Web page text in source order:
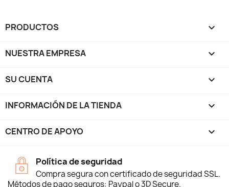
PRODUCTOS 
NUESTRA EMPRESA 
SU CUENTA 
INFORMACIÓN DE LA TIENDA keyboard_arrow_down
CENTRO DE APOYO 
Política de seguridad
Compra segura con certificado de seguridad SSL.
Métodos de pago seguros: Paypal o 3D Secure.